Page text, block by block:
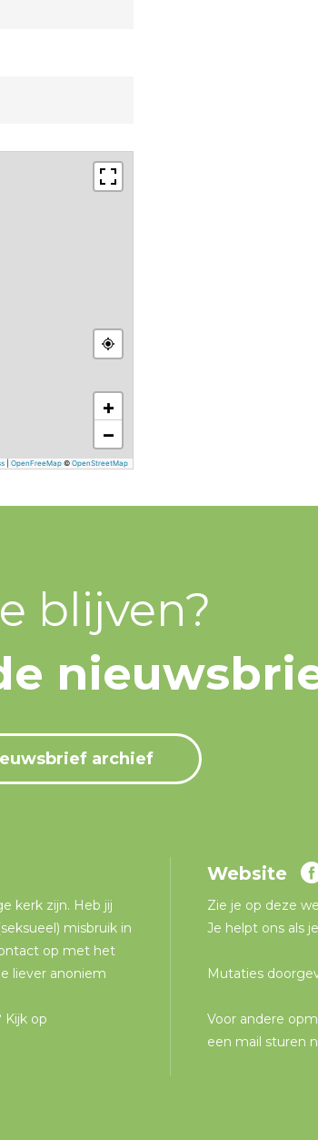
+
−
OpenFreeMap ©OpenStreetMap
blijven?
archief
kerk zijn. Heb jij
misbruik in
op met het
liever anoniem
Kijk op
Website
Zie je op deze
Je helpt ons als
Mutaties
Voor andere
een mail sturen